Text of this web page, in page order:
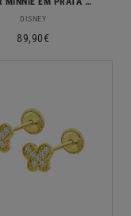
Fornecedor:
DISNEY
Preço
89,90€